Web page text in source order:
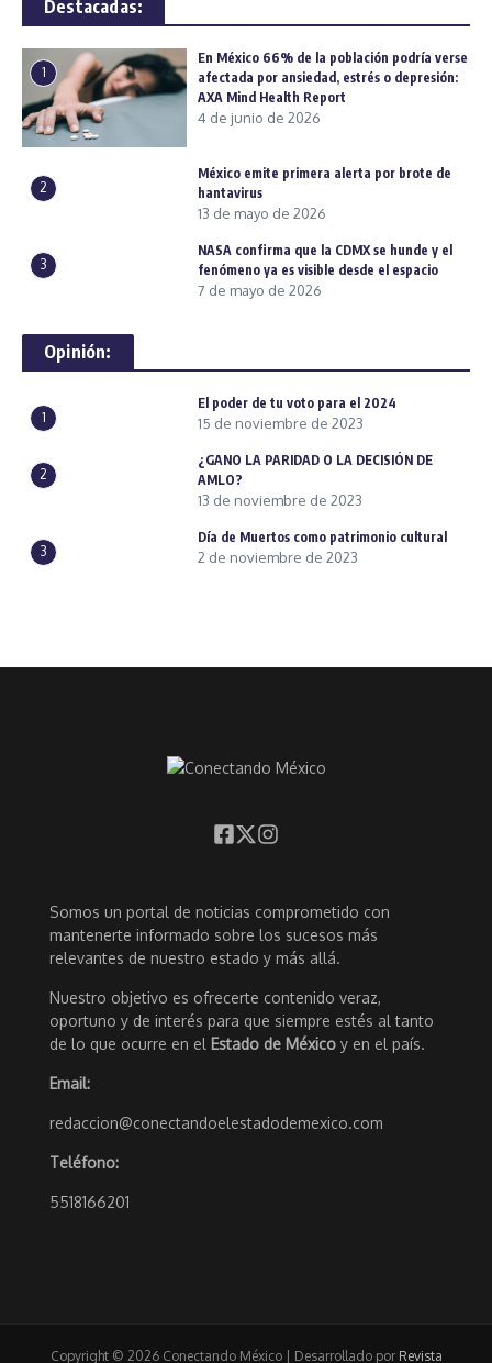
Destacadas:
1
En México 66% de la población podría verse
afectada por ansiedad, estrés o depresión:
AXA Mind Health Report
4 de junio de 2026
2
México emite primera alerta por brote de
hantavirus
13 de mayo de 2026
3
NASA confirma que la CDMX se hunde y el
fenómeno ya es visible desde el espacio
7 de mayo de 2026
Opinión:
1
El poder de tu voto para el 2024
15 de noviembre de 2023
2
¿GANO LA PARIDAD O LA DECISIÓN DE
AMLO?
13 de noviembre de 2023
3
Día de Muertos como patrimonio cultural
2 de noviembre de 2023
Somos un portal de noticias comprometido con
mantenerte informado sobre los sucesos más
relevantes de nuestro estado y más allá.
Nuestro objetivo es ofrecerte contenido veraz,
oportuno y de interés para que siempre estés al tanto
de lo que ocurre en el Estado de México y en el país.
Email:
redaccion@conectandoelestadodemexico.com
Teléfono:
5518166201
Copyright © 2026 Conectando México | Desarrollado por Revista